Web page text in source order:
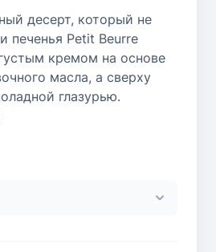
десерт, который не
печенья Petit Beurre
кремом на основе
масла, а сверху
глазурью.